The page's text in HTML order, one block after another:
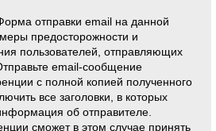
отправки email на данной
предосторожности и
пользователей, отправляющих
email-сообщение
с полной копией полученного
все заголовки, в которых
об отправителе.
сможет в этом случае принять